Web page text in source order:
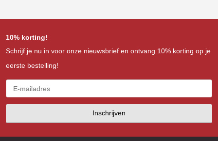
10% korting!
Schrijf je nu in voor onze nieuwsbrief en ontvang 10% korting op je
eerste bestelling!
Inschrijven